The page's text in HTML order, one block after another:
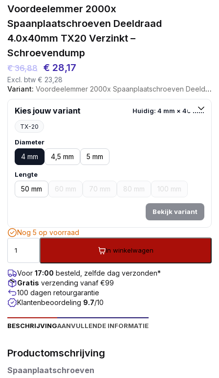
Voordeelemmer 2000x
Spaanplaatschroeven Deeldraad
4.0x40mm TX20 Verzinkt –
Schroevendump
€36,88
Oorspronkelijke
prijs
was:
€ 36,88.
€ 28,17
is:
€ 28,17.
Excl. btw € 23,28
Variant: Voordeelemmer 2000x Spaanplaatschroeven Deeldraad 4.0x40mm TX20 Verzinkt - Schroevendump
Kies jouw variant Huidig: 4 mm × 40 mm
TX-20
Diameter
4 mm 4,5 mm 5 mm
Lengte
50 mm 60 mm 70 mm 80 mm 100 mm
Bekijk variant
Nog 5 op voorraad
In winkelwagen
Voor 17:00 besteld, zelfde dag verzonden*
Gratis verzending vanaf €99
100 dagen retourgarantie
Klantenbeoordeling 9.7/10
BESCHRIJVINGAANVULLENDE INFORMATIE
Productomschrijving
Spaanplaatschroeven